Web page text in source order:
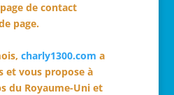
de contact
page.
charly1300.com a
et vous propose à
du Royaume-Uni et